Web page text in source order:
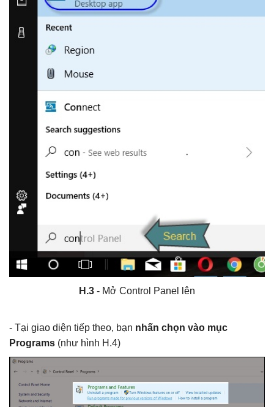
H.3 - Mở Control Panel lên
- Tại giao diện tiếp theo, bạn nhấn chọn vào mục
Programs (như hình H.4)